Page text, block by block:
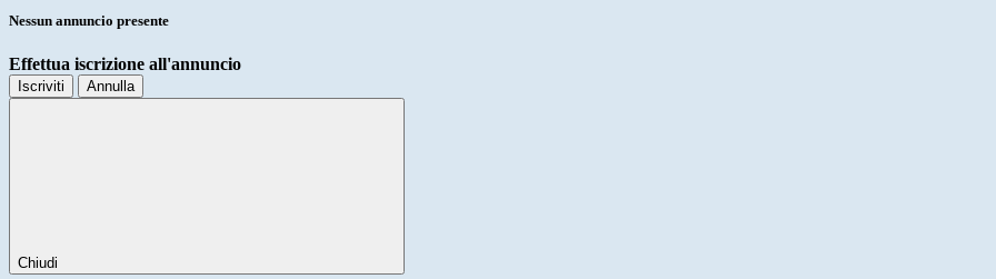
Nessun annuncio presente
Effettua iscrizione all'annuncio
Iscriviti Annulla
Chiudi